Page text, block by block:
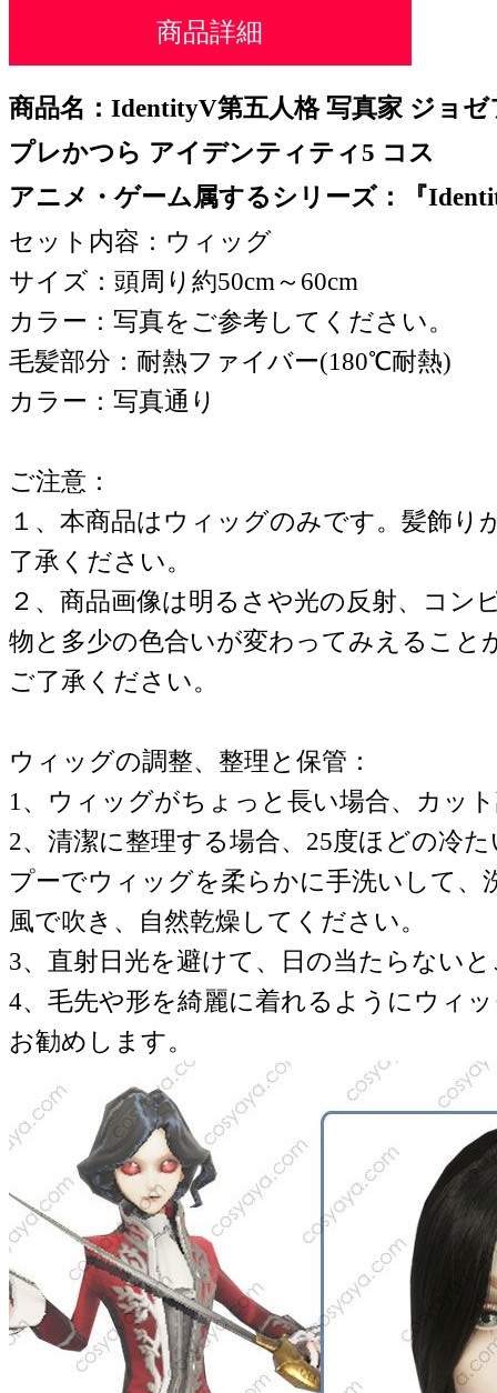
商品詳細
商品名：IdentityV第五人格 写真家 ジョ
プレかつら アイデンティティ5 コス
アニメ・ゲーム属するシリーズ：『
セット内容：ウィッグ
サイズ：頭周り約50cm～60cm
カラー：写真をご参考してください。
毛髪部分：耐熱ファイバー(180℃耐熱)
カラー：写真通り
ご注意：
１、本商品はウィッグのみです。髪飾
了承ください。
２、商品画像は明るさや光の反射、コン
物と多少の色合いが変わってみえること
ご了承ください。
ウィッグの調整、整理と保管：
1、ウィッグがちょっと長い場合、カッ
2、清潔に整理する場合、25度ほどの冷
プーでウィッグを柔らかに手洗いして、
風で吹き、自然乾燥してください。
3、直射日光を避けて、日の当たらない
4、毛先や形を綺麗に着れるようにウィ
お勧めします。